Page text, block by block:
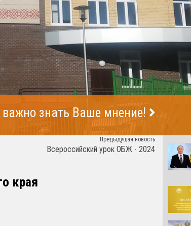
знать Ваше мнение!
Предыдущая новость
Всероссийский урок ОБЖ - 2024
края